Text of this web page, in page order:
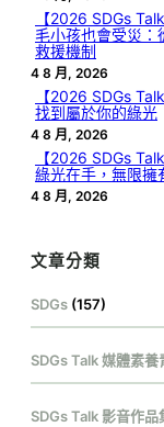
【2026 SDGs
毛小孩也會受災：
救援機制
4 8 月, 2026
【2026 SDGs
找到屬於你的綠光
4 8 月, 2026
【2026 SDGs
綠光在手，無限擁
4 8 月, 2026
文章分類
SDGs (157)
SDGs Talk 媒體素
SDGs Talk 影音作品